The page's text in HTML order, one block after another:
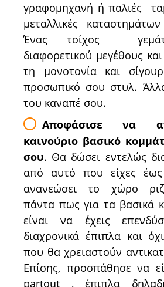
γραφομηχανή ή παλιές
μεταλλικές
Ένας τοίχος
διαφορετικού μεγέθους
τη μονοτονία και
προσωπικό σου στυλ.
του καναπέ σου.
Αποφάσισε να
καινούριο βασικό
σου. Θα δώσει εντελώς
από αυτό που είχες
ανανεώσει το χώρο
πάντα πως για τα βασικά
είναι να έχεις
διαχρονικά έπιπλα και
που θα χρειαστούν
Επίσης, προσπάθησε να
partout , έπιπλα